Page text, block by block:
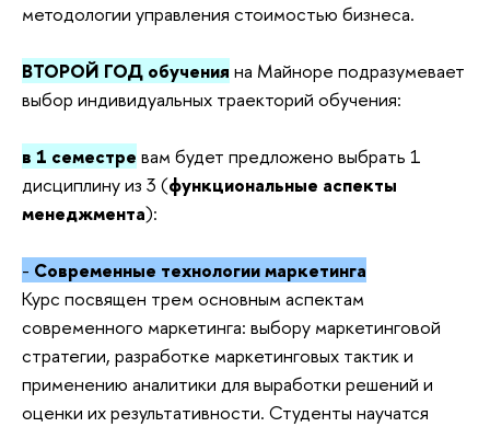
методологии управления стоимостью бизнеса.
ВТОРОЙ ГОД обучения на Майноре подразумевает
выбор индивидуальных траекторий обучения:
в 1 семестре вам будет предложено выбрать 1
дисциплину из 3 (функциональные аспекты
менеджмента):
- Современные технологии маркетинга
Курс посвящен трем основным аспектам
современного маркетинга: выбору маркетинговой
стратегии, разработке маркетинговых тактик и
применению аналитики для выработки решений и
оценки их результативности. Студенты научатся